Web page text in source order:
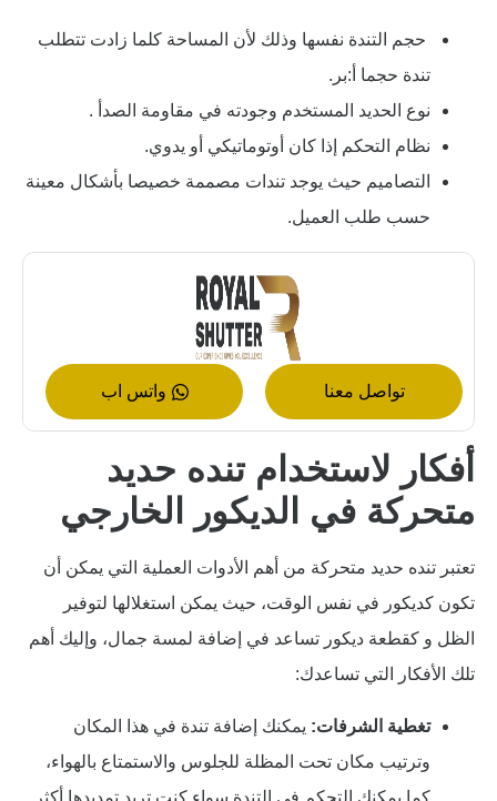
حجم التندة نفسها وذلك لأن المساحة كلما زادت تتطلب
تندة حجما أ:بر.
نوع الحديد المستخدم وجودته في مقاومة الصدأ .
نظام التحكم إذا كان أوتوماتيكي أو يدوي.
التصاميم حيث يوجد تندات مصممة خصيصا بأشكال معينة
حسب طلب العميل.
تواصل معنا واتس اب
أفكار لاستخدام تنده حديد
متحركة في الديكور الخارجي
تعتبر تنده حديد متحركة من أهم الأدوات العملية التي يمكن أن
تكون كديكور في نفس الوقت، حيث يمكن استغلالها لتوفير
الظل و كقطعة ديكور تساعد في إضافة لمسة جمال، وإليك أهم
تلك الأفكار التي تساعدك:
تغطية الشرفات: يمكنك إضافة تندة في هذا المكان
وترتيب مكان تحت المظلة للجلوس والاستمتاع بالهواء،
كما يمكنك التحكم في التندة سواء كنت تريد تمديدها أكثر